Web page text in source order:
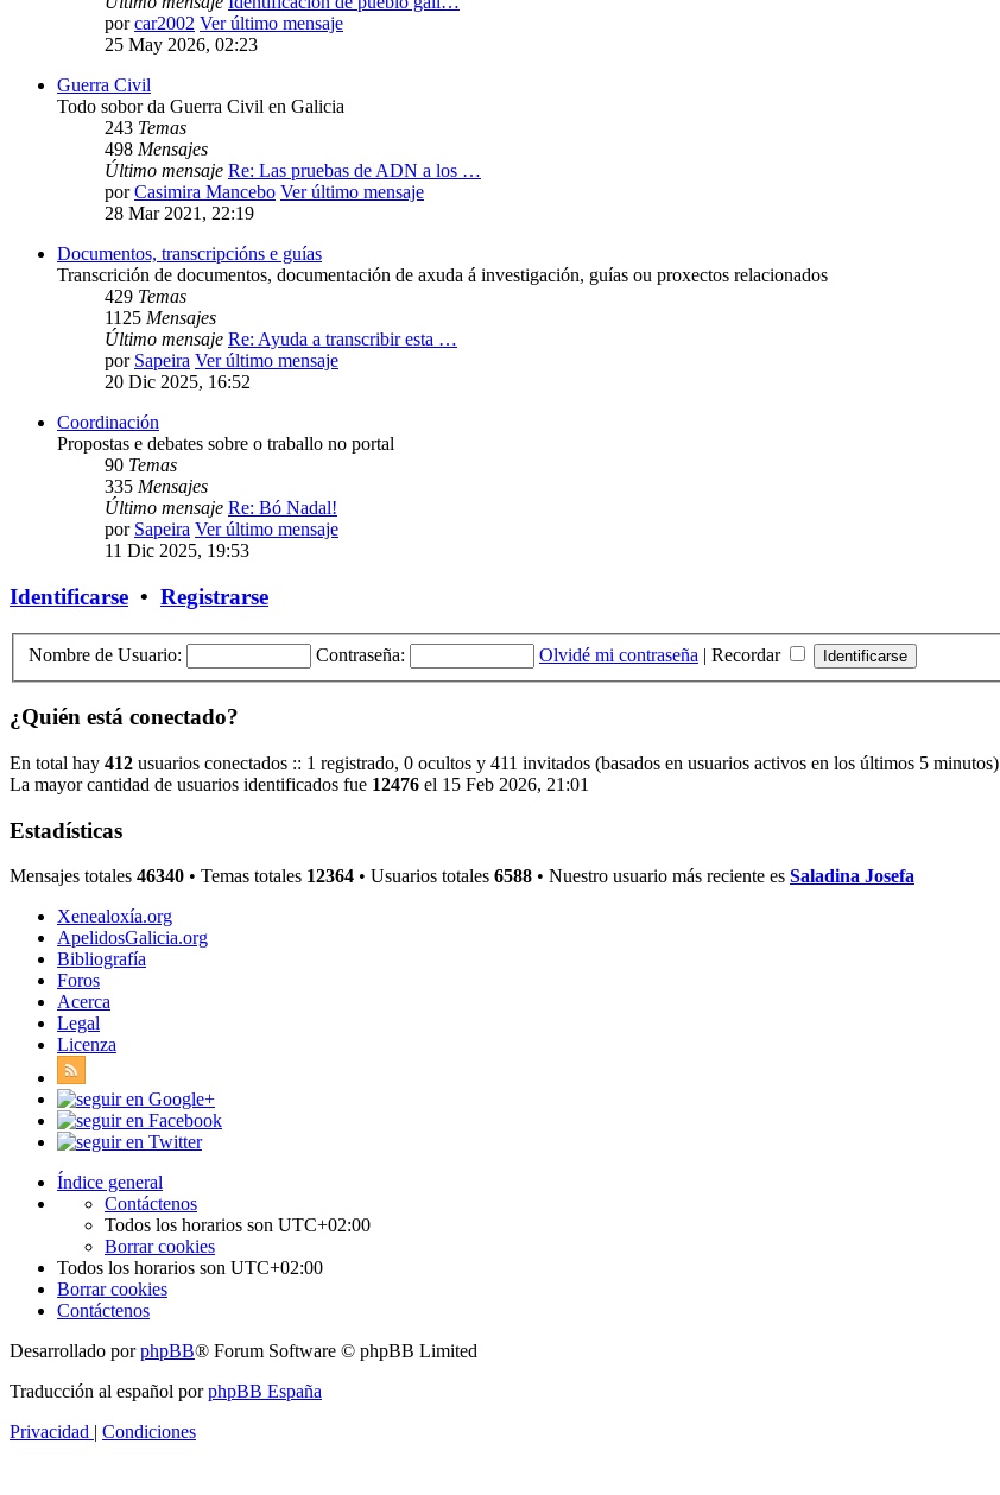
porcar2002 Ver último mensaje
25 May 2026, 02:23
Guerra Civil
Todo sobor da Guerra Civil en Galicia
243 Temas
498 Mensajes
Último mensaje Re: Las pruebas de ADN a los …
porCasimira Mancebo Ver último mensaje
28 Mar 2021, 22:19
Documentos, transcripcións e guías
Transcrición de documentos, documentación de axuda á investigación, guías ou proxectos relacionados
429 Temas
1125 Mensajes
Último mensaje Re: Ayuda a transcribir esta …
por Sapeira Ver último mensaje
20 Dic 2025, 16:52
Coordinación
Propostas e debates sobre o traballo no portal
90 Temas
335 Mensajes
Último mensaje Re: Bó Nadal!
por Sapeira Ver último mensaje
11 Dic 2025, 19:53
Identificarse • Registrarse
Nombre de Usuario: Contraseña: Olvidé mi contraseña | Recordar
¿Quién está conectado?
En total hay 412 usuarios conectados :: 1 registrado, 0 ocultos y 411 invitados (basados en usuarios activos en los últimos 5 minutos)
La mayor cantidad de usuarios identificados fue 12476 el 15 Feb 2026, 21:01
Estadísticas
Mensajes totales 46340 • Temas totales 12364 • Usuarios totales 6588 • Nuestro usuario más reciente es Saladina Josefa
Xenealoxía.org
ApelidosGalicia.org
Bibliografía
Foros
Acerca
Legal
Licenza
Índice general
Contáctenos
Todos los horarios son UTC+02:00
Borrar cookies
Todos los horarios son UTC+02:00
Borrar cookies
Contáctenos
Desarrollado porphpBB® Forum Software © phpBB Limited
Traducción al español porphpBB España
Privacidad | Condiciones